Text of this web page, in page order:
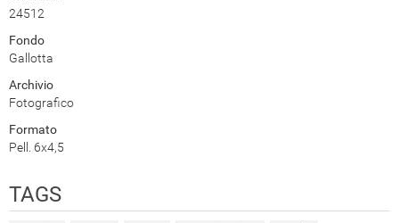
24512
Fondo
Gallotta
Archivio
Fotografico
Formato
Pell. 6x4,5
TAGS